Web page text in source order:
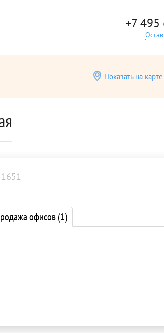
+7
Показать на карте
офисов(1)